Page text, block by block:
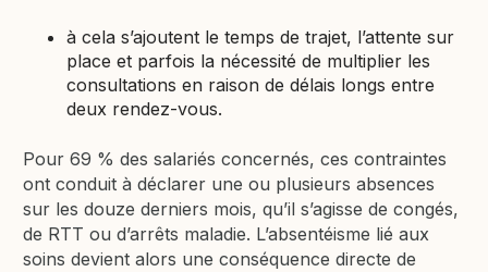
à cela s’ajoutent le temps de trajet, l’attente sur
place et parfois la nécessité de multiplier les
consultations en raison de délais longs entre
deux rendez-vous.
Pour 69 % des salariés concernés, ces contraintes
ont conduit à déclarer une ou plusieurs absences
sur les douze derniers mois, qu’il s’agisse de congés,
de RTT ou d’arrêts maladie. L’absentéisme lié aux
soins devient alors une conséquence directe de